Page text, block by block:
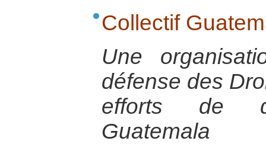
Collectif
Une
défense des
efforts de
Guatemala